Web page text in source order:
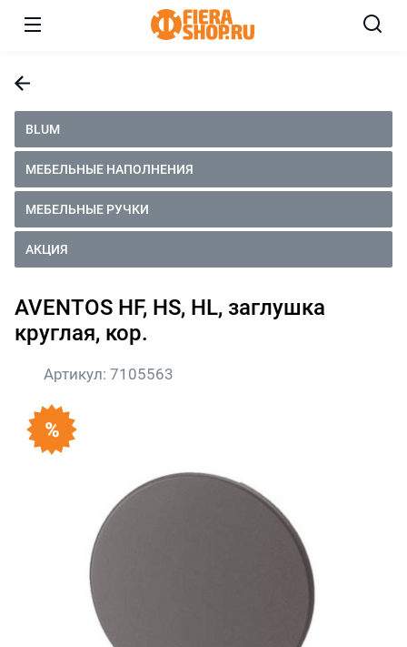
BLUM
МЕБЕЛЬНЫЕ НАПОЛНЕНИЯ
МЕБЕЛЬНЫЕ РУЧКИ
АКЦИЯ
AVENTOS HF, HS, HL, заглушка
круглая, кор.
Артикул: 7105563